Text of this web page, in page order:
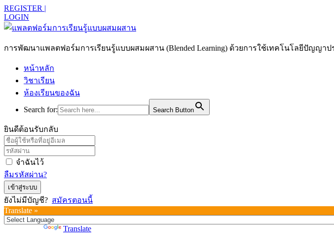
REGISTER |
LOGIN
การพัฒนาแพลตฟอร์มการเรียนรู้แบบผสมผสาน (Blended Learning) ด้วยการใช้เทคโนโลยีปัญญา
หน้าหลัก
วิชาเรียน
ห้องเรียนของฉัน
Search for:
Search Button
ยินดีต้อนรับกลับ
จำฉันไว้
ลืมรหัสผ่าน?
เข้าสู่ระบบ
ยังไม่มีบัญชี? สมัครตอนนี้
Translate »
Translate